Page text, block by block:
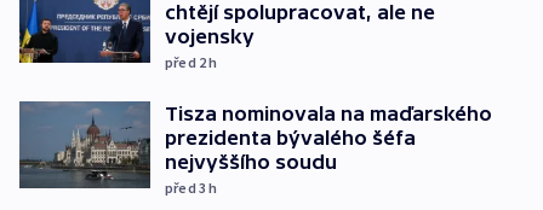
chtějí spolupracovat, ale ne
vojensky
před 2h
Tisza nominovala na maďarského
prezidenta bývalého šéfa
nejvyššího soudu
před 3h